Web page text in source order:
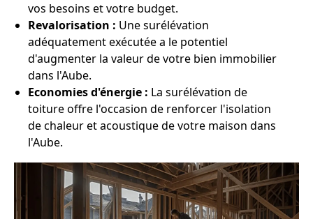
vos besoins et votre budget.
Revalorisation : Une surélévation
adéquatement exécutée a le potentiel
d'augmenter la valeur de votre bien immobilier
dans l'Aube.
Economies d'énergie : La surélévation de
toiture offre l'occasion de renforcer l'isolation
de chaleur et acoustique de votre maison dans
l'Aube.